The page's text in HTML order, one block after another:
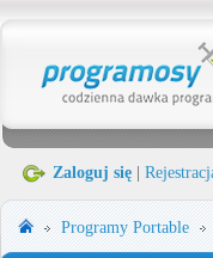
Zaloguj się
Programy Portable